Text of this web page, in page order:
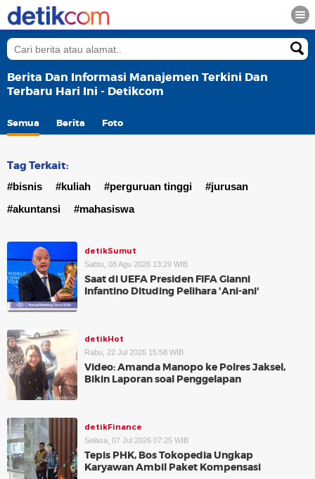
Berita Dan Informasi Manajemen Terkini Dan
Terbaru Hari Ini - Detikcom
Semua Berita Foto
Tag Terkait:
#bisnis #kuliah #perguruan tinggi
#jurusan
#akuntansi
#mahasiswa
detikSumut
Sabtu, 08 Agu 2026 13:29 WIB
Saat di UEFA Presiden FIFA Gianni
Infantino Dituding Pelihara 'Ani-ani'
detikHot
Rabu, 22 Jul 2026 15:58 WIB
Video: Amanda Manopo ke Polres Jaksel,
Bikin Laporan soal Penggelapan
detikFinance
Selasa, 07 Jul 2026 07:25 WIB
Tepis PHK, Bos Tokopedia Ungkap
Karyawan Ambil Paket Kompensasi